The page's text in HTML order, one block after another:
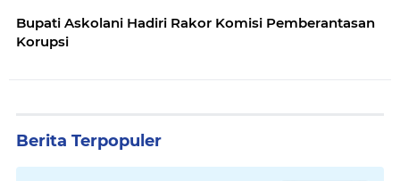
Bupati Askolani Hadiri Rakor Komisi Pemberantasan
Korupsi
Berita Terpopuler